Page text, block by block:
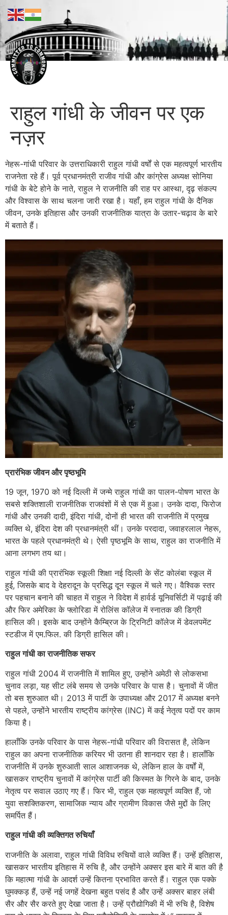
राहुल गांधी के जीवन पर एक
नज़र
नेहरू-गांधी परिवार के उत्तराधिकारी राहुल गांधी वर्षों से एक महत्वपूर्ण भारतीय
राजनेता रहे हैं। पूर्व प्रधानमंत्री राजीव गांधी और कांग्रेस अध्यक्ष सोनिया
गांधी के बेटे होने के नाते, राहुल ने राजनीति की राह पर आस्था, दृढ़ संकल्प
और विश्वास के साथ चलना जारी रखा है। यहाँ, हम राहुल गांधी के दैनिक
जीवन, उनके इतिहास और उनकी राजनीतिक यात्रा के उतार-चढ़ाव के बारे
में बताते हैं।
प्रारंभिक जीवन और पृष्ठभूमि
19 जून, 1970 को नई दिल्ली में जन्मे राहुल गांधी का पालन-पोषण भारत के
सबसे शक्तिशाली राजनीतिक राजवंशों में से एक में हुआ। उनके दादा, फिरोज
गांधी और उनकी दादी, इंदिरा गांधी, दोनों ही भारत की राजनीति में प्रमुख
व्यक्ति थे, इंदिरा देश की प्रधानमंत्री थीं। उनके परदादा, जवाहरलाल नेहरू,
भारत के पहले प्रधानमंत्री थे। ऐसी पृष्ठभूमि के साथ, राहुल का राजनीति में
आना लगभग तय था।
राहुल गांधी की प्रारंभिक स्कूली शिक्षा नई दिल्ली के सेंट कोलंबा स्कूल में
हुई, जिसके बाद वे देहरादून के प्रसिद्ध दून स्कूल में चले गए। वैश्विक स्तर
पर पहचान बनाने की चाहत में राहुल ने विदेश में हार्वर्ड यूनिवर्सिटी में पढ़ाई की
और फिर अमेरिका के फ्लोरिडा में रोलिंस कॉलेज में स्नातक की डिग्री
हासिल की। ​​इसके बाद उन्होंने कैम्ब्रिज के ट्रिनिटी कॉलेज में डेवलपमेंट
स्टडीज में एम.फिल. की डिग्री हासिल की।
राहुल गांधी का राजनीतिक सफर
राहुल गांधी 2004 में राजनीति में शामिल हुए, उन्होंने अमेठी से लोकसभा
चुनाव लड़ा, यह सीट लंबे समय से उनके परिवार के पास है। चुनावों में जीत
तो बस शुरुआत थी। 2013 में पार्टी के उपाध्यक्ष और 2017 में अध्यक्ष बनने
से पहले, उन्होंने भारतीय राष्ट्रीय कांग्रेस (INC) में कई नेतृत्व पदों पर काम
किया है।
हालाँकि उनके परिवार के पास नेहरू-गांधी परिवार की विरासत है, लेकिन
राहुल का अपना राजनीतिक करियर भी उतना ही शानदार रहा है। हालाँकि
राजनीति में उनके शुरुआती साल आशाजनक थे, लेकिन हाल के वर्षों में,
खासकर राष्ट्रीय चुनावों में कांग्रेस पार्टी की किस्मत के गिरने के बाद, उनके
नेतृत्व पर सवाल उठाए गए हैं। फिर भी, राहुल एक महत्वपूर्ण व्यक्ति हैं, जो
युवा सशक्तिकरण, सामाजिक न्याय और ग्रामीण विकास जैसे मुद्दों के लिए
समर्पित हैं।
राहुल गांधी की व्यक्तिगत रुचियाँ
राजनीति के अलावा, राहुल गांधी विविध रुचियों वाले व्यक्ति हैं। उन्हें इतिहास,
खासकर भारतीय इतिहास में रुचि है, और उन्होंने अक्सर इस बारे में बात की है
कि महात्मा गांधी के आदर्श उन्हें कितना प्रभावित करते हैं। राहुल एक पक्के
घुमक्कड़ हैं, उन्हें नई जगहें देखना बहुत पसंद है और उन्हें अक्सर बाहर लंबी
सैर और सैर करते हुए देखा जाता है। उन्हें प्रौद्योगिकी में भी रुचि है, विशेष